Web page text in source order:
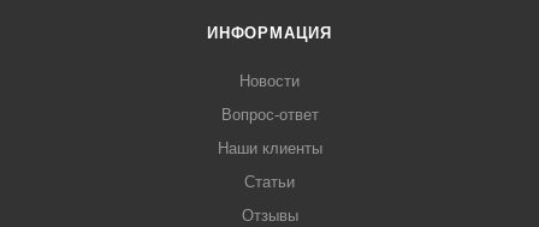
ИНФОРМАЦИЯ
Новости
Вопрос-ответ
Наши клиенты
Статьи
Отзывы